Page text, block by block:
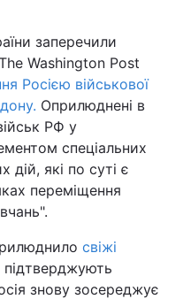
заперечили
Washington Post
Росією військової
Оприлюднені в
РФ у
спеціальних
дій, які по суті є
переміщення
свіжі
підтверджують
знову зосереджує